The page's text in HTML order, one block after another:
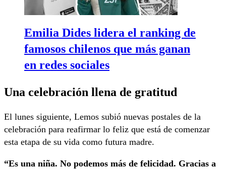
Emilia Dides lidera el ranking de
famosos chilenos que más ganan
en redes sociales
Una celebración llena de gratitud
El lunes siguiente, Lemos subió nuevas postales de la
celebración para reafirmar lo feliz que está de comenzar
esta etapa de su vida como futura madre.
“Es una niña. No podemos más de felicidad. Gracias a